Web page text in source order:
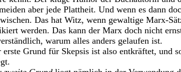
aber jede Plattheit. Und wenn es dann
Das hat Witz, wenn gewaltige Marx-
werden. Das kann der Marx doch nicht
warum alles anders gelaufen ist.
erste Grund für Skepsis ist also entkräftet, und